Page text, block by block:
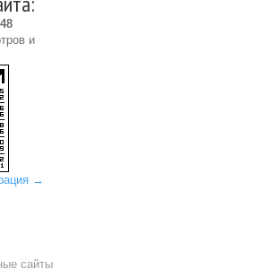
и
→
сайты